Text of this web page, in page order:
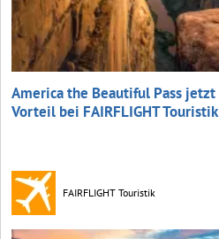
America the Beautiful Pass
Vorteil bei FAIRFLIGHT
FAIRFLIGHT Touristik